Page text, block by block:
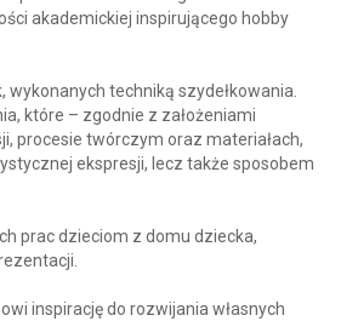
akademickiej inspirującego hobby
techniką szydełkowania.
które – zgodnie z założeniami
procesie twórczym oraz materiałach,
ekspresji, lecz także sposobem
prac dzieciom z domu dziecka,
inspirację do rozwijania własnych